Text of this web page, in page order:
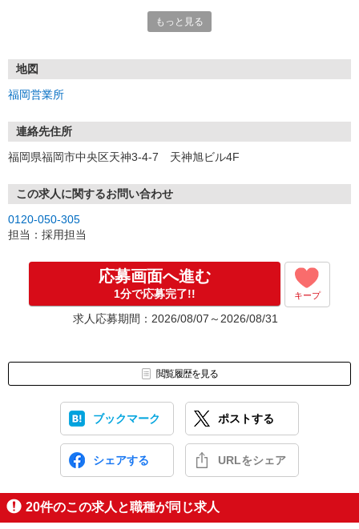
①応募から3営業日を目安に、メールorお電話でご連絡します。
★スマホでWEB面接（LINEなど）・出張面接・事務所面接と選べま
す
③面接実施（履歴書不要）
※ご希望があれば、職場見学の調整もOKです！
お気軽にご応募ください♪
もっと見る
地図
福岡営業所
連絡先住所
福岡県福岡市中央区天神3-4-7 天神旭ビル4F
この求人に関するお問い合わせ
0120-050-305
担当：採用担当
応募画面へ進む
1分で応募完了!! キープ
求人応募期間：2026/08/07～2026/08/31
閲覧履歴を見る
ブックマーク ポストする
シェアする URLをシェア
20件のこの求人と職種が同じ求人